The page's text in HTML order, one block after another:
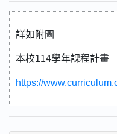
詳如附圖
本校114學年課程計畫
https://